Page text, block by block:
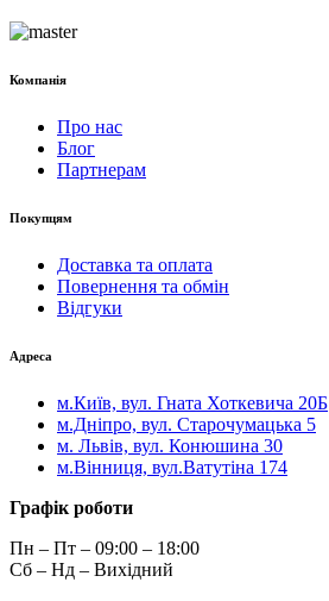
Компанія
Про нас
Блог
Партнерам
Покупцям
Доставка та оплата
Повернення та обмін
Відгуки
Адреса
м.Київ, вул. Гната Хоткевича 20Б
м.Дніпро, вул. Старочумацька 5
м. Львів, вул. Конюшина 30
м.Вінниця, вул.Ватутіна 174
Графік роботи
Пн – Пт – 09:00 – 18:00
Сб – Нд – Вихідний